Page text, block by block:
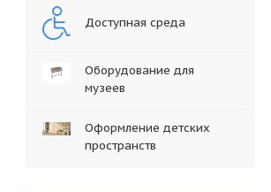
Доступная среда
Оборудование для
музеев
Оформление детских
пространств